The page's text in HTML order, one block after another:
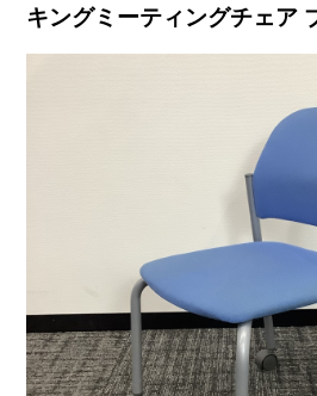
キングミーティングチェア